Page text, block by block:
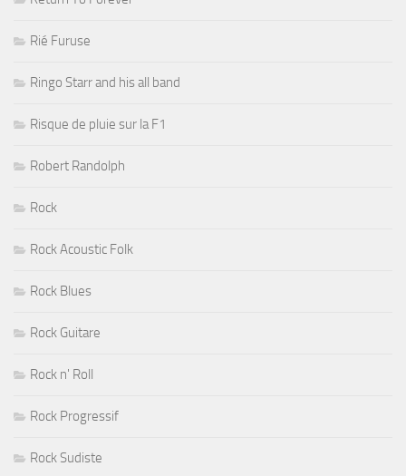
Rié Furuse
Ringo Starr and his all band
Risque de pluie sur la F1
Robert Randolph
Rock
Rock Acoustic Folk
Rock Blues
Rock Guitare
Rock n' Roll
Rock Progressif
Rock Sudiste